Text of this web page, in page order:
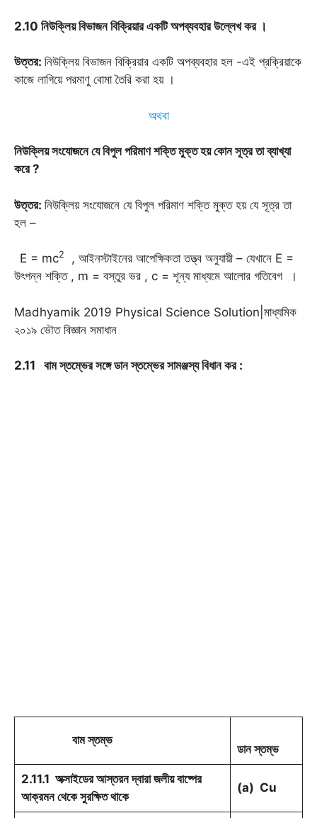
2.10 নিউক্লিয় বিভাজন বিক্রিয়ার একটি অপব্যবহার উল্লেখ কর ।
উত্তর: নিউক্লিয় বিভাজন বিক্রিয়ার একটি অপব্যবহার হল -এই প্রক্রিয়াকে
কাজে লাগিয়ে পরমাণু বোমা তৈরি করা হয় ।
অথবা
নিউক্লিয় সংযোজনে যে বিপুল পরিমাণ শক্তি মুক্ত হয় কোন সূত্র তা ব্যাখ্যা
করে?
উত্তর: নিউক্লিয় সংযোজনে যে বিপুল পরিমাণ শক্তি মুক্ত হয় যে সূত্র তা
হল –
E = mc2
, আইনস্টাইনের আপেক্ষিকতা তত্ত্ব অনুযায়ী – যেখানে E =
উৎপন্ন শক্তি , m = বস্তুর ভর , c = শূন্য মাধ্যমে আলোর গতিবেগ ।
Madhyamik 2019 Physical Science Solution|মাধ্যমিক
২০১৯ ভৌত বিজ্ঞান সমাধান
2.11 বাম স্তম্ভের সঙ্গে ডান স্তম্ভের সামঞ্জস্য বিধান কর :
বাম স্তম্ভ
ডান স্তম্ভ
2.11.1 অক্সাইডের আস্তরন দ্বারা জলীয় বাষ্পের
আক্রমন থেকে সুরক্ষিত থাকে
(a) Cu